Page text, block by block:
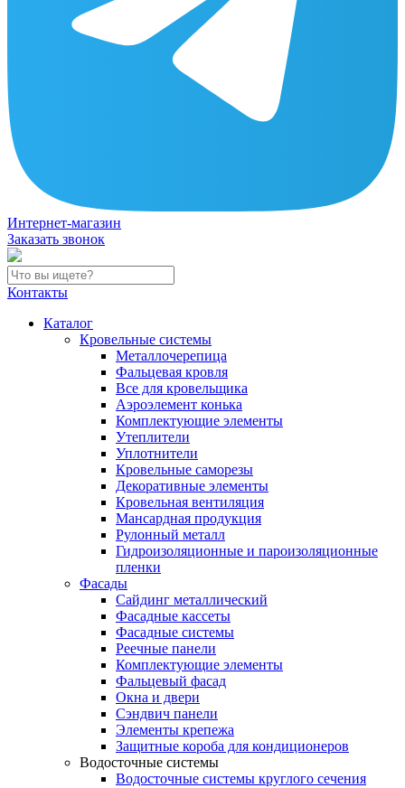
Интернет-магазин
Заказать звонок
Контакты
Каталог
Кровельные системы
Металлочерепица
Фальцевая кровля
Все для кровельщика
Аэроэлемент конька
Комплектующие элементы
Утеплители
Уплотнители
Кровельные саморезы
Декоративные элементы
Кровельная вентиляция
Мансардная продукция
Рулонный металл
Гидроизоляционные и пароизоляционные
пленки
Фасады
Сайдинг металлический
Фасадные кассеты
Фасадные системы
Реечные панели
Комплектующие элементы
Фальцевый фасад
Окна и двери
Сэндвич панели
Элементы крепежа
Защитные короба для кондиционеров
Водосточные системы
Водосточные системы круглого сечения